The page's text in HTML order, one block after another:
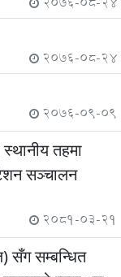
2076-08-24
2076-09-09
तहमा
सञ्चालन
2081-03-21
सँग सम्बन्धित